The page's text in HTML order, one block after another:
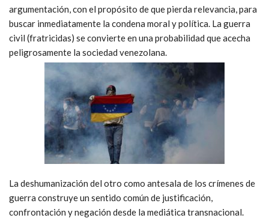
argumentación, con el propósito de que pierda relevancia, para
buscar inmediatamente la condena moral y política. La guerra
civil (fratricidas) se convierte en una probabilidad que acecha
peligrosamente la sociedad venezolana.
La deshumanización del otro como antesala de los crímenes de
guerra construye un sentido común de justificación,
confrontación y negación desde la mediática transnacional.